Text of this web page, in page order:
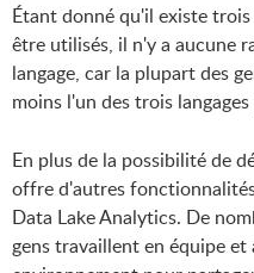
Étant donné qu'il existe
être utilisés, il n'y a aucune
langage, car la plupart des
moins l'un des trois
En plus de la possibilité de
offre d'autres
Data Lake Analytics. De
gens travaillent en équipe